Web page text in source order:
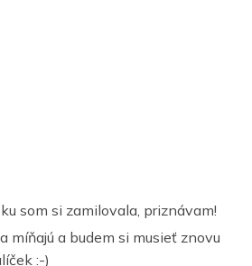
som si zamilovala, priznávam!
míňajú a budem si musieť znovu
:-)